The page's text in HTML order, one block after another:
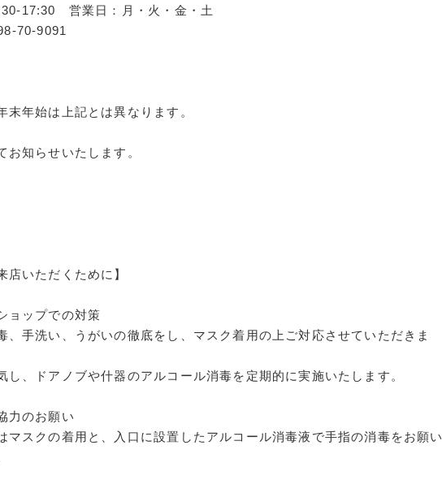
17:30 営業日：月・火・金・土
70-9091
年始は上記とは異なります。
お知らせいたします。
店いただくために】
ョップでの対策
、手洗い、うがいの徹底をし、マスク着用の上ご対応させていただきま
し、ドアノブや什器のアルコール消毒を定期的に実施いたします。
力のお願い
マスクの着用と、入口に設置したアルコール消毒液で手指の消毒をお願い